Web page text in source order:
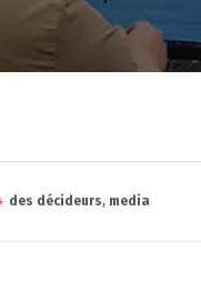
des décideurs, media